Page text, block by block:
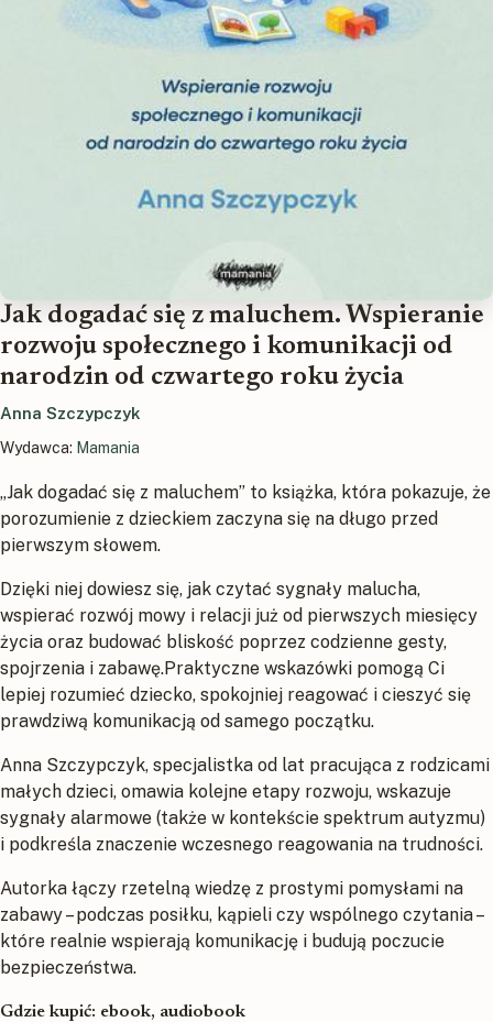
Jak dogadać się z maluchem. Wspieranie
rozwoju społecznego i komunikacji od
narodzin od czwartego roku życia
Anna Szczypczyk
Wydawca: Mamania
„Jak dogadać się z maluchem” to książka, która pokazuje, że
porozumienie z dzieckiem zaczyna się na długo przed
pierwszym słowem.
Dzięki niej dowiesz się, jak czytać sygnały malucha,
wspierać rozwój mowy i relacji już od pierwszych miesięcy
życia oraz budować bliskość poprzez codzienne gesty,
spojrzenia i zabawę.Praktyczne wskazówki pomogą Ci
lepiej rozumieć dziecko, spokojniej reagować i cieszyć się
prawdziwą komunikacją od samego początku.
Anna Szczypczyk, specjalistka od lat pracująca z rodzicami
małych dzieci, omawia kolejne etapy rozwoju, wskazuje
sygnały alarmowe (także w kontekście spektrum autyzmu)
i podkreśla znaczenie wczesnego reagowania na trudności.
Autorka łączy rzetelną wiedzę z prostymi pomysłami na
zabawy – podczas posiłku, kąpieli czy wspólnego czytania –
które realnie wspierają komunikację i budują poczucie
bezpieczeństwa.
Gdzie kupić: ebook, audiobook